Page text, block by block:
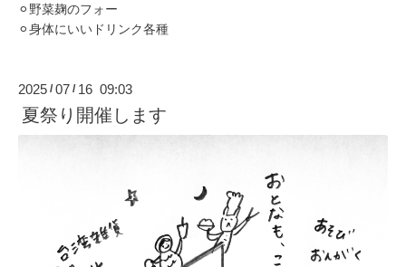
⚪︎野菜麹のフォー
⚪︎身体にいいドリンク各種
2025 /07 / 16 09:03
夏祭り開催します